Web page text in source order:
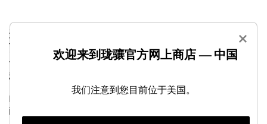
这款 GOTS 认证棉质长裤以利落线条与从容优雅脱颖
而出。兼具精致廓形与时尚休闲风范，穿着舒适，适
合日常造型。采用环保面料制作，质感流畅垂坠，堪
称衣橱必备的百搭单品。
Longchamp 为致力于探寻人生意义和成长进步的女性倾情呈
献 2026 秋冬成衣系列。秋季系列的廓形以流畅版型、旅行
×
欢迎来到珑骧官方网上商店 — 中国
我们注意到您目前位于美国。